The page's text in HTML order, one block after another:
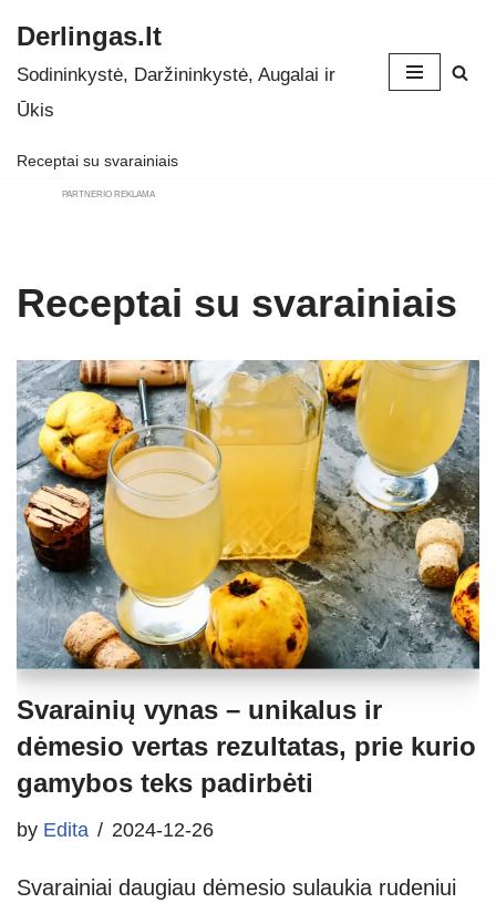
Skip
to
Derlingas.lt
Sodininkystė, Daržininkystė, Augalai ir
Ūkis
Receptai su svarainiais
PARTNERIO REKLAMA
Receptai su svarainiais
Svarainių vynas – unikalus ir
dėmesio vertas rezultatas, prie kurio
gamybos teks padirbėti
by Edita 2024-12-26
Svarainiai daugiau dėmesio sulaukia rudeniui